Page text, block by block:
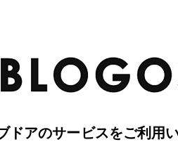
ドアのサービスをご利用